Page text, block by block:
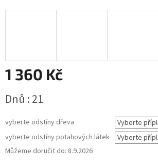
1 360 Kč
cena:
Dnů : 21
vyberte odstíny dřeva
vyberte odstíny potahových látek
Můžeme doručit do: 8.9.2026